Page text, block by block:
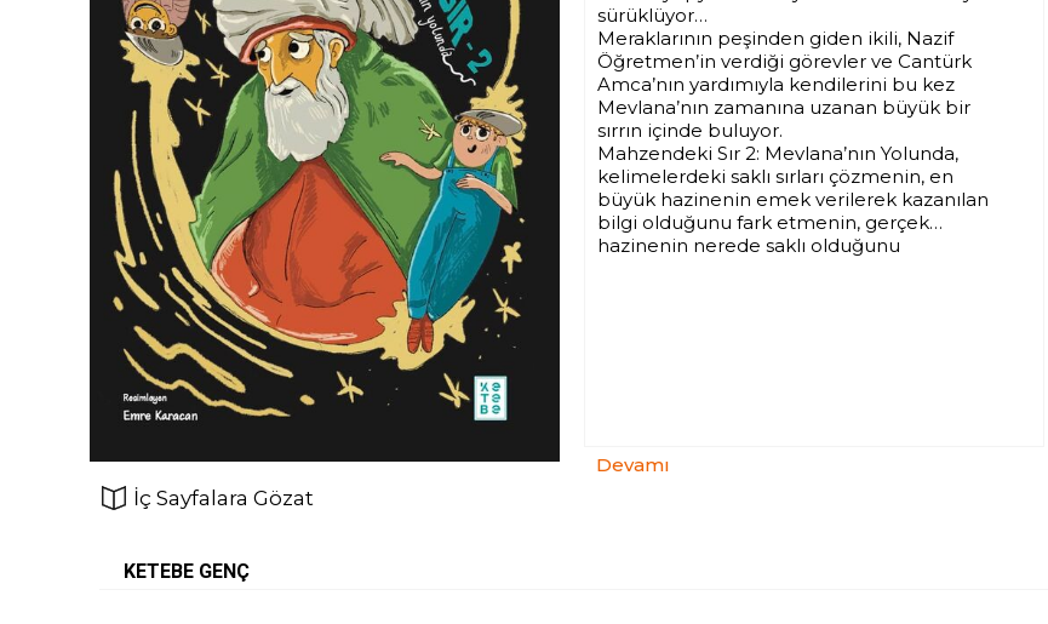
İç Sayfalara Gözat
sürüklüyor…
Meraklarının peşinden giden ikili, Nazif
Öğretmen’in verdiği görevler ve Cantürk
Amca’nın yardımıyla kendilerini bu kez
Mevlana’nın zamanına uzanan büyük bir
sırrın içinde buluyor.
Mahzendeki Sır 2: Mevlana’nın Yolunda,
kelimelerdeki saklı sırları çözmenin, en
büyük hazinenin emek verilerek kazanılan
bilgi olduğunu fark etmenin, gerçek
hazinenin nerede saklı olduğunu
Devamı
KETEBE GENÇ